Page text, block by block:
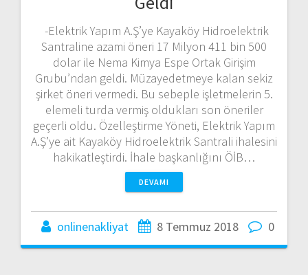
-Elektrik Yapım A.Ş’ye Kayaköy Hidroelektrik
Santraline azami öneri 17 Milyon 411 bin 500
dolar ile Nema Kimya Espe Ortak Girişim
Grubu’ndan geldi. Müzayedetmeye kalan sekiz
şirket öneri vermedi. Bu sebeple işletmelerin 5.
elemeli turda vermiş oldukları son öneriler
geçerli oldu. Özelleştirme Yöneti, Elektrik Yapım
A.Ş’ye ait Kayaköy Hidroelektrik Santrali ihalesini
hakikatleştirdi. İhale başkanlığını ÖİB…
DEVAMI
onlinenakliyat 8 Temmuz 2018 0